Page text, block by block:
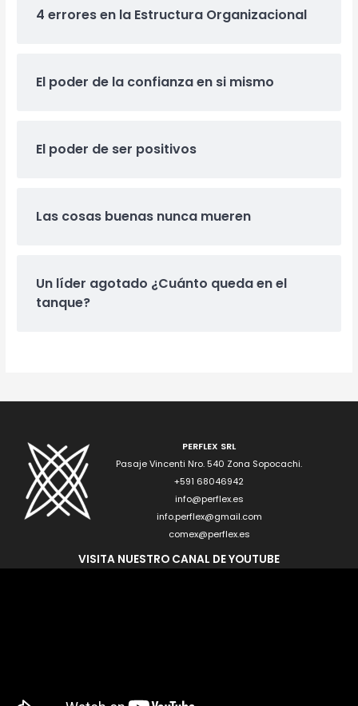
4 errores en la Estructura Organizacional
El poder de la confianza en si mismo
El poder de ser positivos
Las cosas buenas nunca mueren
Un líder agotado ¿Cuánto queda en el
tanque?
PERFLEX SRL
Pasaje Vincenti Nro. 540 Zona Sopocachi.
+591 68046942
info@perflex.es
info.perflex@gmail.com
comex@perflex.es
VISITA NUESTRO CANAL DE YOUTUBE